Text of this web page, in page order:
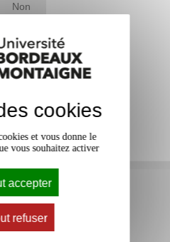
Non
cookies
et vous donne le
vous souhaitez activer
accepter
refuser